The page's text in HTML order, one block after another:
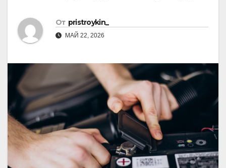
От pristroykin_
МАЙ 22, 2026